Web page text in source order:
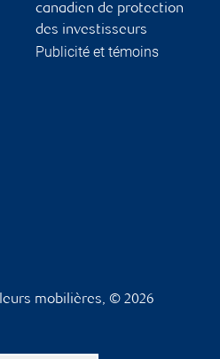
canadien de protection
des investisseurs
Publicité et témoins
mobilières, © 2026